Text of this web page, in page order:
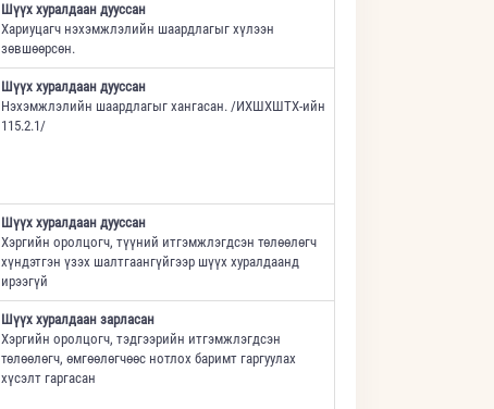
Шүүх хуралдаан дууссан
Хариуцагч нэхэмжлэлийн шаардлагыг хүлээн
зөвшөөрсөн.
Шүүх хуралдаан дууссан
Нэхэмжлэлийн шаардлагыг хангасан. /ИХШХШТХ-ийн
115.2.1/
Шүүх хуралдаан дууссан
Хэргийн оролцогч, түүний итгэмжлэгдсэн төлөөлөгч
хүндэтгэн үзэх шалтгаангүйгээр шүүх хуралдаанд
ирээгүй
Шүүх хуралдаан зарласан
Хэргийн оролцогч, тэдгээрийн итгэмжлэгдсэн
төлөөлөгч, өмгөөлөгчөөс нотлох баримт гаргуулах
хүсэлт гаргасан